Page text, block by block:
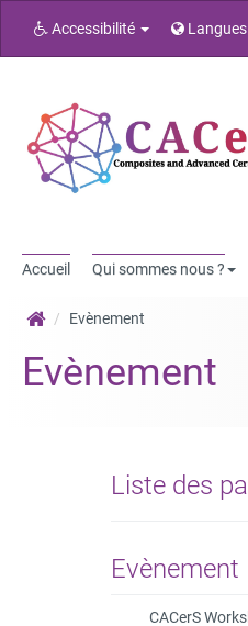
Accessibilité Langues
Accueil Qui sommes nous ?
Evènement
Evènement
Liste des
Evènement
CACerS